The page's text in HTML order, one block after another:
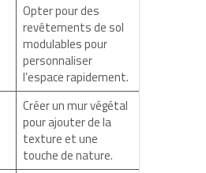
Opter pour des
revêtements de sol
modulables pour
personnaliser
l’espace rapidement.
Créer un mur végétal
pour ajouter de la
texture et une
touche de nature.